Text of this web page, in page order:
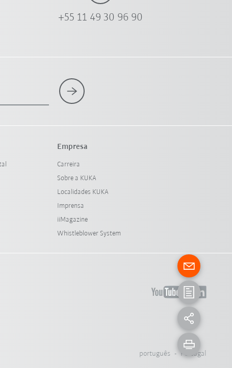
+55 11 49 30 96 90
Empresa
Carreira
Sobre a KUKA
Localidades KUKA
Imprensa
iiMagazine
Whistleblower System
português - Portugal